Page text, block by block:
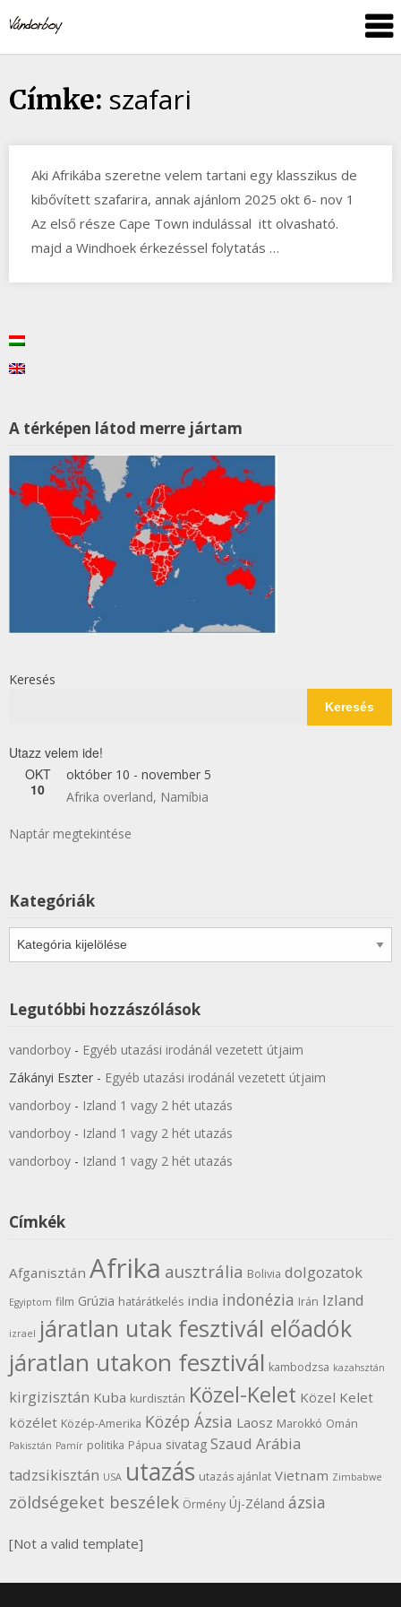
to
content
Címke: szafari
Aki Afrikába szeretne velem tartani egy klasszikus de
kibővített szafarira, annak ajánlom 2025 okt 6- nov 1
Az első része Cape Town indulással itt olvasható.
majd a Windhoek érkezéssel folytatás …
A térképen látod merre jártam
Keresés
Keresés
Utazz velem ide!
OKT
10
október 10 - november 5
Afrika overland, Namíbia
Naptár megtekintése
Kategóriák
Kategóriák
Legutóbbi hozzászólások
vandorboy - Egyéb utazási irodánál vezetett útjaim
Zákányi Eszter - Egyéb utazási irodánál vezetett útjaim
vandorboy - Izland 1 vagy 2 hét utazás
vandorboy - Izland 1 vagy 2 hét utazás
vandorboy - Izland 1 vagy 2 hét utazás
Címkék
Afganisztán Afrika ausztrália Bolivia dolgozatok
Egyiptom film Grúzia határátkelés india indonézia Irán Izland
izrael járatlan utak fesztivál előadók
járatlan utakon fesztivál kambodzsa kazahsztán
kirgizisztán Kuba kurdisztán Közel-Kelet Közel Kelet
közélet Közép-Amerika Közép Ázsia Laosz Marokkó Omán
Pakisztán Pamír politika Pápua sivatag Szaud Arábia
tadzsikisztán USA utazás utazás ajánlat Vietnam Zimbabwe
zöldségeket beszélek Örmény Új-Zéland ázsia
[Not a valid template]